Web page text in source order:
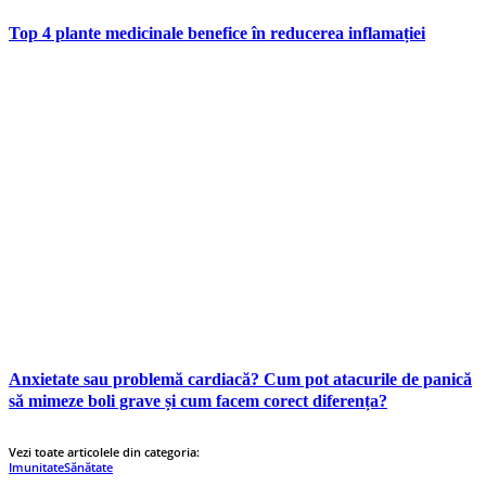
Top 4 plante medicinale benefice în reducerea inflamației
Anxietate sau problemă cardiacă? Cum pot atacurile de panică
să mimeze boli grave și cum facem corect diferența?
Vezi toate articolele din categoria:
ImunitateSănătate